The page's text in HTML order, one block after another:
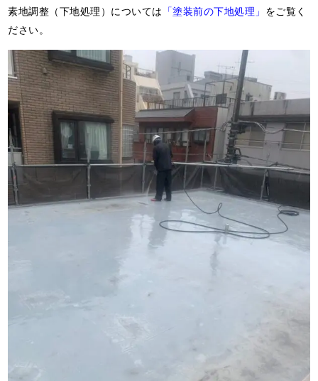
素地調整（下地処理）については 「塗装前の下地処理」 をご覧く
ださい。